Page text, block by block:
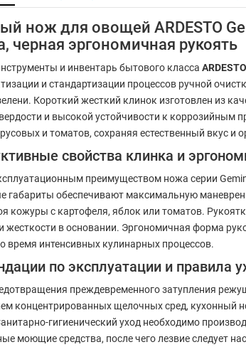
нож для овощей ARDESTO
черная эргономичная рукоять
и инвентарь бытового класса
и стандартизации процессов ручной
Короткий жесткий клинок изготовлен из
и высокой устойчивости к коррозийным
и томатов, сохраняя естественный вкус
свойства клинка и
преимуществом ножа серии
габариты обеспечивают максимальную
кожуры с картофеля, яблок или томатов.
жесткости в основании. Эргономичная форма
время интенсивных кулинарных процессов.
по эксплуатации и правила
преждевременного затупления
концентрированных щелочных сред, кухонный
гигиенический уход необходимо
моющие средства, после чего лезвие следует